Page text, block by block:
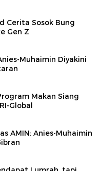
Cerita Sosok Bung
Gen Z
Muhaimin Diyakini
Makan Siang
Global
AMIN: Anies-Muhaimin